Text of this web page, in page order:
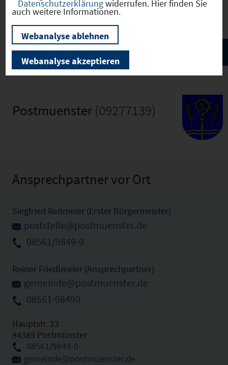
Kommunale Infrastruktur
Postmuenster (09277139)
Ansprechpartner vor Ort
Siegfried Reitmeier (Erster Bürgermeister)
poststelle@postmuenster.de
08561/9849-0
Reiner Friedlmeier (Ansprechpartner)
gemeinde@postmuenster.de
08561-98490
Hauptstr. 23
84389 Postmünster
08561/9849-0
gemeinde@postmuenster.de
Datenschutzerklärungwiderrufen. Hier finden Sie
auch weitere Informationen.
Webanalyse ablehnen
Webanalyse akzeptieren